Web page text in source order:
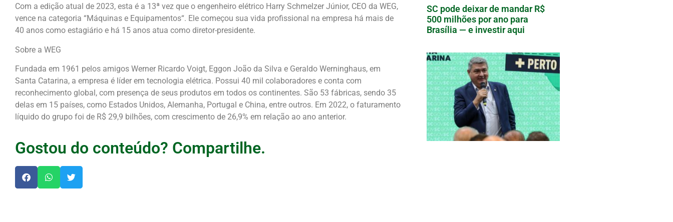
Com a edição atual de 2023, esta é a 13ª vez que o engenheiro elétrico Harry Schmelzer Júnior, CEO da WEG,
vence na categoria “Máquinas e Equipamentos“. Ele começou sua vida profissional na empresa há mais de
40 anos como estagiário e há 15 anos atua como diretor-presidente.
Sobre a WEG
Fundada em 1961 pelos amigos Werner Ricardo Voigt, Eggon João da Silva e Geraldo Werninghaus, em
Santa Catarina, a empresa é líder em tecnologia elétrica. Possui 40 mil colaboradores e conta com
reconhecimento global, com presença de seus produtos em todos os continentes. São 53 fábricas, sendo 35
delas em 15 países, como Estados Unidos, Alemanha, Portugal e China, entre outros. Em 2022, o faturamento
líquido do grupo foi de R$ 29,9 bilhões, com crescimento de 26,9% em relação ao ano anterior.
Gostou do conteúdo? Compartilhe.
SC pode deixar de mandar R$
500 milhões por ano para
Brasília — e investir aqui